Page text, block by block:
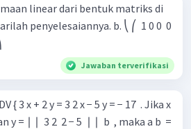
linear dari bentuk matriks di
b. ⎝ ⎛ ​ 1 0 0 ​ 0
Jawaban terverifikasi
{ 3 x + 2 y = 3 2 x − 5 y = − 17 ​ . Jika x
y = ∣ ∣ ​ 3 2 ​ 2 − 5 ​ ∣ ∣ ​ b ​ , maka a b ​ =